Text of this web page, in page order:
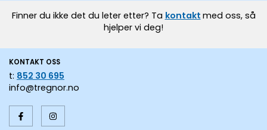
Finner du ikke det du leter etter? Ta kontakt med oss, så
hjelper vi deg!
KONTAKT OSS
t: 852 30 695
info@tregnor.no